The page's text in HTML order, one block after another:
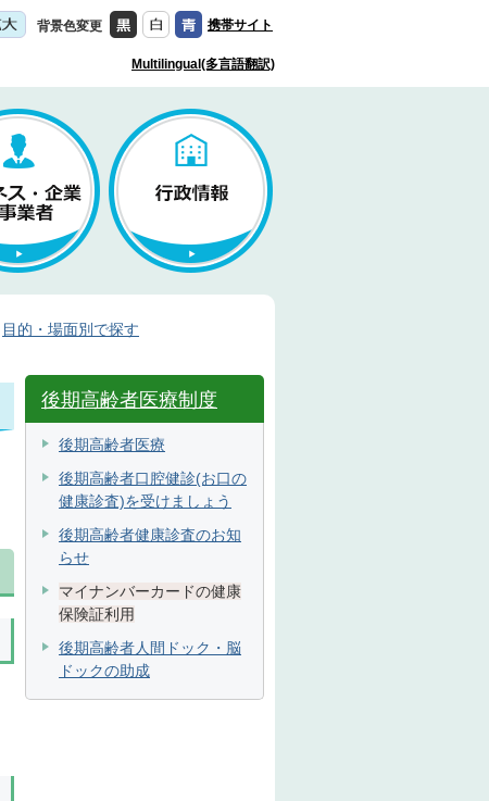
背景色変更 携帯サイト
Multilingual(多言語翻訳)
目的・場面別で探す
後期高齢者医療制度
後期高齢者医療
後期高齢者口腔健診(お口の
健康診査)を受けましょう
後期高齢者健康診査のお知
らせ
マイナンバーカードの健康
保険証利用
後期高齢者人間ドック・脳
ドックの助成